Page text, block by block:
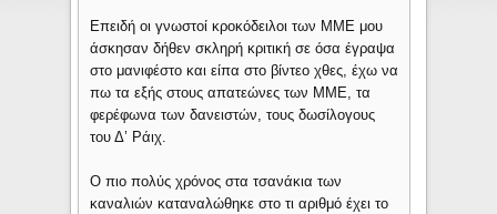
Επειδή οι γνωστοί κροκόδειλοι των ΜΜΕ μου
άσκησαν δήθεν σκληρή κριτική σε όσα έγραψα
στο μανιφέστο και είπα στο βίντεο χθες, έχω να
πω τα εξής στους απατεώνες των ΜΜΕ, τα
φερέφωνα των δανειστών, τους δωσίλογους
του Δ’ Ράιχ.
Ο πιο πολύς χρόνος στα τσανάκια των
καναλιών καταναλώθηκε στο τι αριθμό έχει το